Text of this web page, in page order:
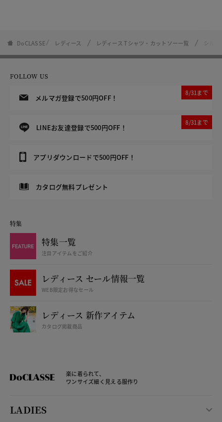
DoCLASSE レディース レディース Tシャツ・カットソー一覧 シル
FOLLOW US
メルマガ登録で500円OFF！
8/31まで
LINEお友達登録で500円OFF！
8/31まで
アプリダウンロードで500円OFF！
カタログ無料プレゼント
特集
特集一覧
注目アイテムをご紹介
レディース セール情報一覧
WEB限定お得なセール
レディース 新作アイテム
カタログ掲載商品
楽に着られて、
ワンサイズ細く見える服作り
LADIES